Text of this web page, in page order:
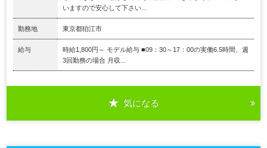
いますので安心して下さい...
勤務地 東京都狛江市
給与
時給1,800円～ モデル給与 ■09：30～17：00の実働6.5時間、週
3回勤務の場合 月収...
気になる